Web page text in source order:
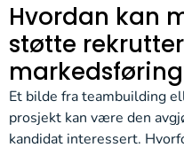
Hvordan kan
støtte
Et bilde fra teambuilding
prosjekt kan være den
kandidat interessert.